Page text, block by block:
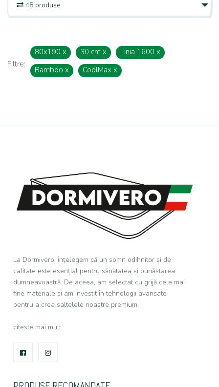
48 produse
Filtre:
80x190 x 30 cm x Linia 1600 x
Bamboo x CoolMax x
La Dormivero, înțelegem că un somn odihnitor și de
calitate este esențial pentru sănătatea și bunăstarea
dumneavoastră. De aceea, am selectat cu grijă cele mai
fine materiale și am investit în tehnologii avansate
pentru a crea saltelele noastre premium.
citeste mai mult
FACEBOOK